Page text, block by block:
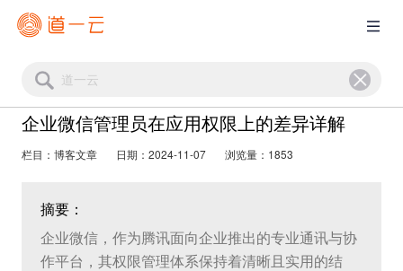
企业微信管理员在应用权限上的差异详解
栏目：博客文章 日期：2024-11-07 浏览量：1853
摘要：
企业微信，作为腾讯面向企业推出的专业通讯与协
作平台，其权限管理体系保持着清晰且实用的结